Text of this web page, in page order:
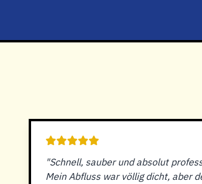
"Schnell, sauber und absolut
Mein Abfluss war völlig dicht, aber